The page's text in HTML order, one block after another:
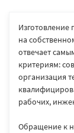
Изготовление
на
отвечает
критериям:
организация
рабочих,
Обращение к